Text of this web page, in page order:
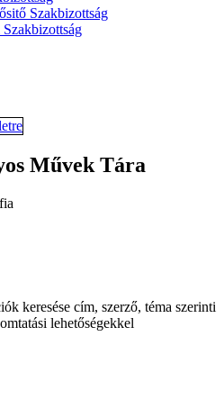
Szakbizottság
Művek Tára
keresése cím, szerző, téma szerinti
lehetőségekkel